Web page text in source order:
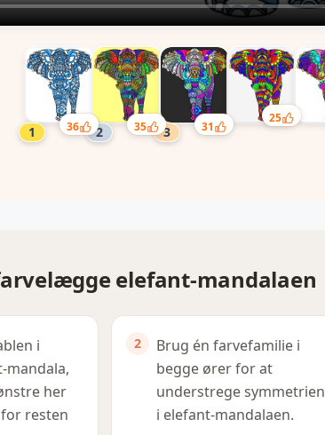
36 35 31
25
elefant-mandalaen
i
mandala,
her
resten
Brug én farvefamilie i
begge ører for at
understrege symmetrien
i elefant-mandalaen.